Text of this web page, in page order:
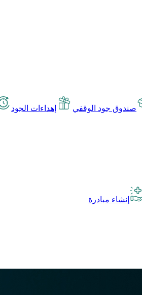
صندوق جود الوقفي إهداءات الجود
إنشاء مبادرة